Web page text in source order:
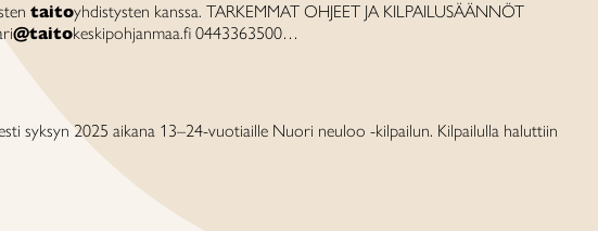
taitoyhdistysten kanssa. TARKEMMAT OHJEET JA KILPAILUSÄÄNNÖT
@taitokeskipohjanmaa.fi 0443363500…
syksyn 2025 aikana 13–24-vuotiaille Nuori neuloo -kilpailun. Kilpailulla haluttiin